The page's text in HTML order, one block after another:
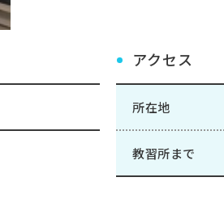
アクセス
所在地
教習所まで